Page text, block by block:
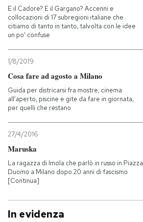
E il Cadore? E il Gargano? Accenni e
collocazioni di 17 subregioni italiane che
citiamo di tanto in tanto, talvolta con le idee
un po' confuse
1/8/2019
Cosa fare ad agosto a Milano
Guida per districarsi fra mostre, cinema
all'aperto, piscine e gite da fare in giornata,
per quelli che restano
27/4/2016
Maruska
La ragazza di Imola che parlò in russo in Piazza
Duomo a Milano dopo 20 anni di fascismo
[Continua]
In evidenza